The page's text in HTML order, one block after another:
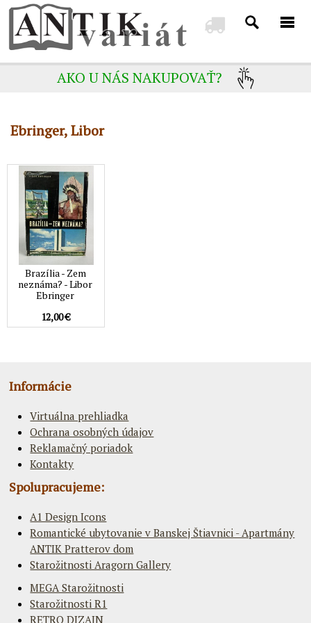
AKO U NÁS NAKUPOVAŤ?
Ebringer, Libor
Brazília - Zem
neznáma? - Libor
Ebringer
12,00 €
Informácie
Virtuálna prehliadka
Ochrana osobných údajov
Reklamačný poriadok
Kontakty
Spolupracujeme:
A1 Design Icons
Romantické ubytovanie v Banskej Štiavnici - Apartmány
ANTIK Pratterov dom
Starožitnosti Aragorn Gallery
MEGA Starožitnosti
Starožitnosti R1
RETRO DIZAJN